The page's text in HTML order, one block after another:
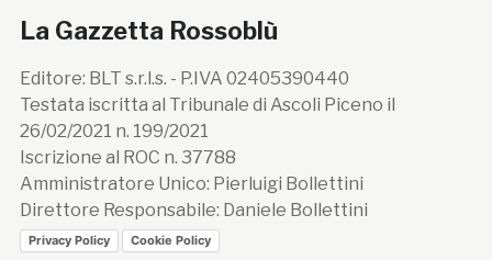
La Gazzetta Rossoblù
Editore: BLT s.r.l.s. - P.IVA 02405390440
Testata iscritta al Tribunale di Ascoli Piceno il
26/02/2021 n. 199/2021
Iscrizione al ROC n. 37788
Amministratore Unico: Pierluigi Bollettini
Direttore Responsabile: Daniele Bollettini
Privacy Policy Cookie Policy